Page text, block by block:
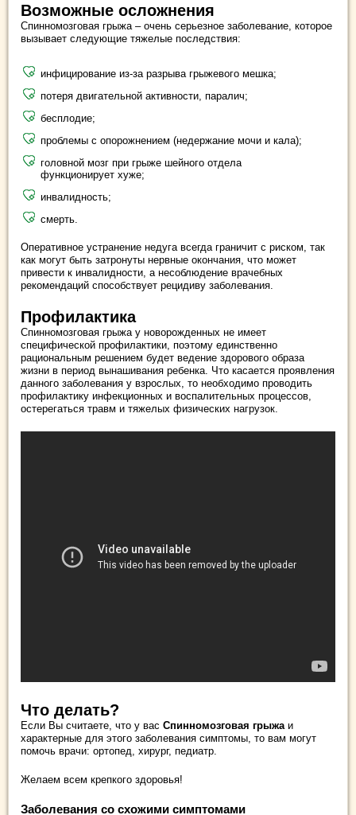
Возможные осложнения
Спинномозговая грыжа – очень серьезное заболевание, которое
вызывает следующие тяжелые последствия:
инфицирование из-за разрыва грыжевого мешка;
потеря двигательной активности, паралич;
бесплодие;
проблемы с опорожнением (недержание мочи и кала);
головной мозг при грыже шейного отдела
функционирует хуже;
инвалидность;
смерть.
Оперативное устранение недуга всегда граничит с риском, так
как могут быть затронуты нервные окончания, что может
привести к инвалидности, а несоблюдение врачебных
рекомендаций способствует рецидиву заболевания.
Профилактика
Спинномозговая грыжа у новорожденных не имеет
специфической профилактики, поэтому единственно
рациональным решением будет ведение здорового образа
жизни в период вынашивания ребенка. Что касается проявления
данного заболевания у взрослых, то необходимо проводить
профилактику инфекционных и воспалительных процессов,
остерегаться травм и тяжелых физических нагрузок.
Что делать?
Если Вы считаете, что у вас Спинномозговая грыжа и
характерные для этого заболевания симптомы, то вам могут
помочь врачи: ортопед, хирург, педиатр.
Желаем всем крепкого здоровья!
Заболевания со схожими симптомами